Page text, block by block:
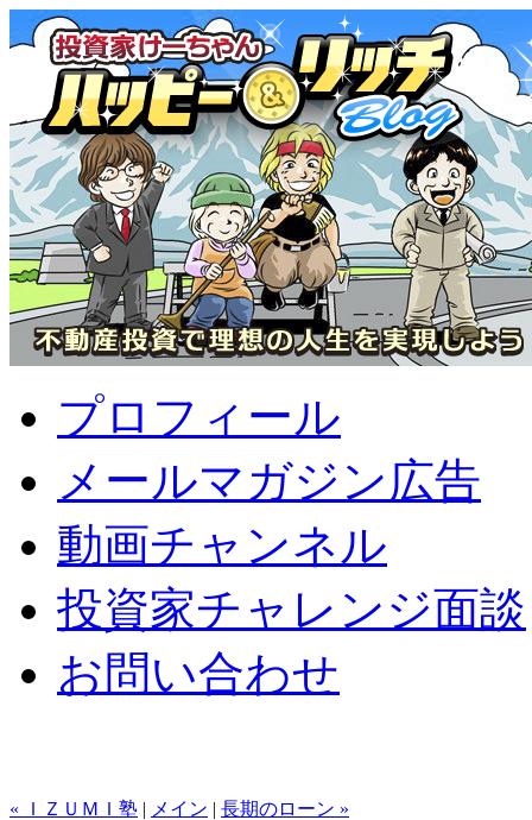
プロフィール
メールマガジン広告
動画チャンネル
投資家チャレンジ面談
お問い合わせ
« ＩＺＵＭＩ塾 | メイン | 長期のローン »